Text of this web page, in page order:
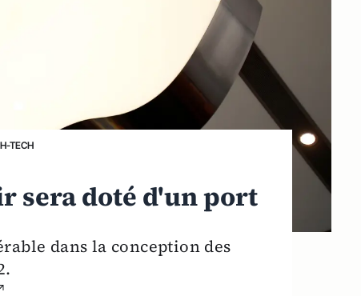
TECH
sera doté d'un port
dans la conception des